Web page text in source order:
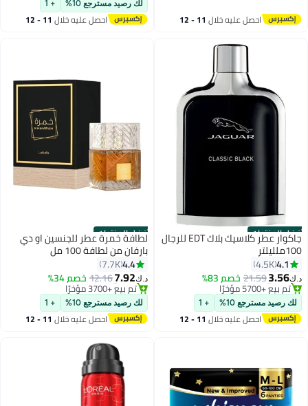
احصل عليه خلال 11 - 12
#1 في عطر
لك رصيد مسترجع 10% + 1
احصل عليه خلال 11 - 12
أفضل المنتجات جاكوار عطر كلاسيك بلاك EDT للرجال
100ملليلتر
4.1
4.5K
د.ك‏3.56
21.59خصم 83%
#1 في عطور
تم بيع +5700 مؤخرًا
#1 في عطور
لك رصيد مسترجع 10% + 1
احصل عليه خلال 11 - 12
أفضل المنتجات
لطافة خمرة عطر للجنسين او دي
بارفان من لطافة 100 مل
4.4
7.7K
د.ك‏7.92
12.16خصم 34%
#2 في عطر
تم بيع +3700 مؤخرًا
#2 في عطر
لك رصيد مسترجع 10% + 1
احصل عليه خلال 11 - 12